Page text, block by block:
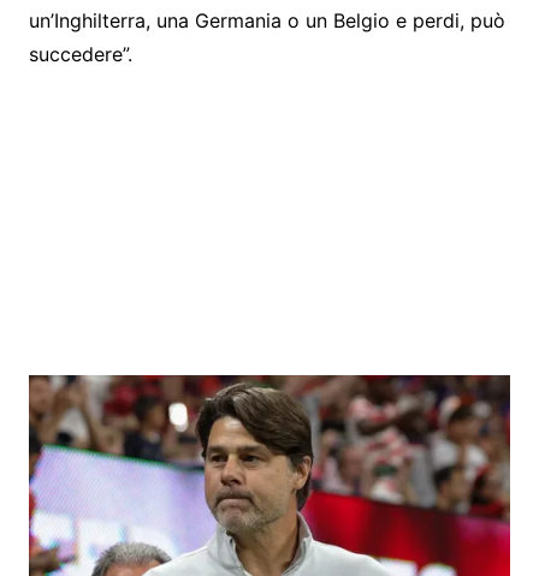
un’Inghilterra, una Germania o un Belgio e perdi, può
succedere”.